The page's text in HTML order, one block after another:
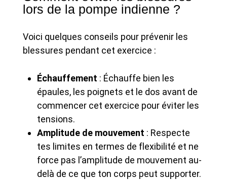
lors de la pompe indienne ?
Voici quelques conseils pour prévenir les
blessures pendant cet exercice :
Échauffement : Échauffe bien les
épaules, les poignets et le dos avant de
commencer cet exercice pour éviter les
tensions.
Amplitude de mouvement : Respecte
tes limites en termes de flexibilité et ne
force pas l’amplitude de mouvement au-
delà de ce que ton corps peut supporter.